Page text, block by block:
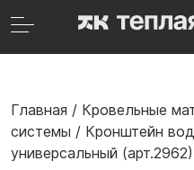
Главная / Кровельные
системы / Кронштейн
универсальный (арт.2962)